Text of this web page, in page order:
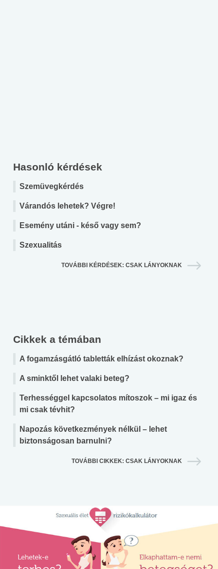
Hasonló kérdések
Szemüvegkérdés
Várandós lehetek? Végre!
Esemény utáni - késő vagy sem?
Szexualitás
TOVÁBBI KÉRDÉSEK: CSAK LÁNYOKNAK
Cikkek a témában
A fogamzásgátló tabletták elhízást okoznak?
A sminktől lehet valaki beteg?
Terhességgel kapcsolatos mítoszok – mi igaz és
mi csak tévhit?
Napozás következmények nélkül – lehet
biztonságosan barnulni?
TOVÁBBI CIKKEK: CSAK LÁNYOKNAK